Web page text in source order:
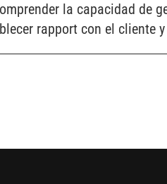
la capacidad de
rapport con el cliente